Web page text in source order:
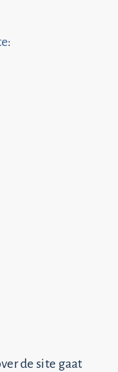
:
de site gaat